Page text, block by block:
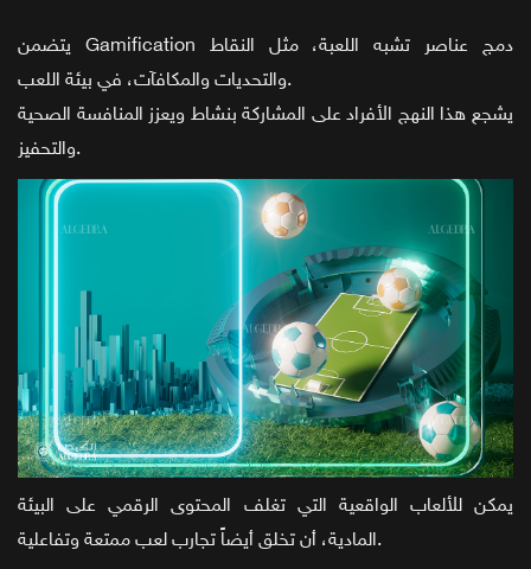
يتضمن Gamification دمج عناصر تشبه اللعبة، مثل النقاط
والتحديات والمكافآت، في بيئة اللعب.
يشجع هذا النهج الأفراد على المشاركة بنشاط ويعزز المنافسة الصحية
والتحفيز.
يمكن للألعاب الواقعية التي تغلف المحتوى الرقمي على البيئة
المادية، أن تخلق أيضاً تجارب لعب ممتعة وتفاعلية.